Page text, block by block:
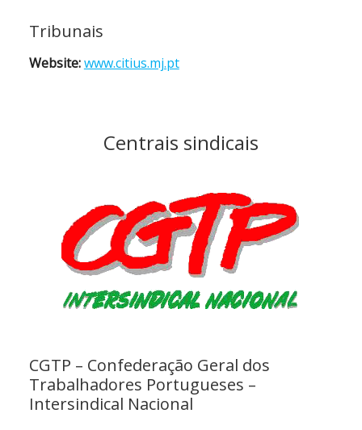
Tribunais
Website:www.citius.mj.pt
Centrais sindicais
CGTP – Confederação Geral dos
Trabalhadores Portugueses –
Intersindical Nacional